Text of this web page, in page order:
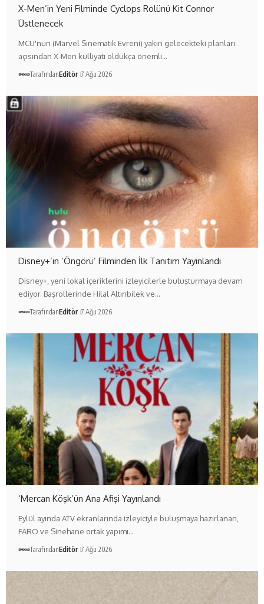
X-Men’in Yeni Filminde Cyclops Rolünü Kit Connor
Üstlenecek
MCU'nun (Marvel Sinematik Evreni) yakın gelecekteki planları
açısından X-Men külliyatı oldukça önemli…
TarafındanEditör 7 Ağu 2026
Disney+’ın ‘Öngörü’ Filminden İlk Tanıtım Yayınlandı
Disney+, yeni lokal içeriklerini izleyicilerle buluşturmaya devam
ediyor. Başrollerinde Hilal Altınbilek ve…
TarafındanEditör 7 Ağu 2026
‘Mercan Köşk’ün Ana Afişi Yayınlandı
Eylül ayında ATV ekranlarında izleyiciyle buluşmaya hazırlanan,
FARO ve Sinehane ortak yapımı…
TarafındanEditör 7 Ağu 2026